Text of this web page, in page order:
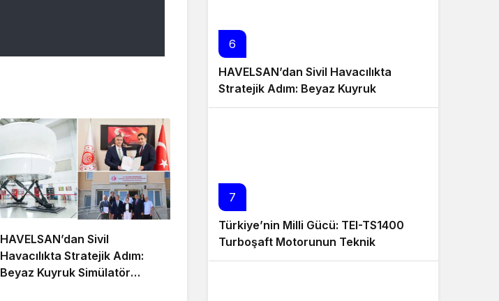
HAVELSAN’dan Sivil
Havacılıkta Stratejik Adım:
Beyaz Kuyruk Simülatör
6
HAVELSAN’dan Sivil Havacılıkta
Stratejik Adım: Beyaz Kuyruk
Simülatör Üretimi
7
Türkiye’nin Milli Gücü: TEI-TS1400
Turboşaft Motorunun Teknik
Detayları